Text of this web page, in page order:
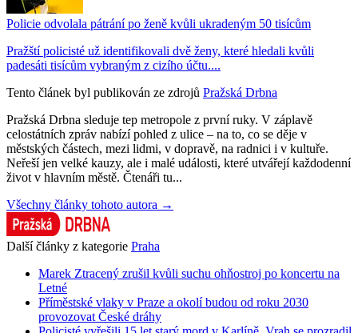
Policie odvolala pátrání po ženě kvůli ukradeným 50 tisícům
Pražští policisté už identifikovali dvě ženy, které hledali kvůli
padesáti tisícům vybraným z cizího účtu....
Tento článek byl publikován ze zdrojů Pražská Drbna
Pražská Drbna sleduje tep metropole z první ruky. V záplavě
celostátních zpráv nabízí pohled z ulice – na to, co se děje v
městských částech, mezi lidmi, v dopravě, na radnici i v kultuře.
Neřeší jen velké kauzy, ale i malé události, které utvářejí každodenní
život v hlavním městě. Čtenáři tu...
Všechny články tohoto autora →
Další články z kategorie Praha
Marek Ztracený zrušil kvůli suchu ohňostroj po koncertu na
Letné
Příměstské vlaky v Praze a okolí budou od roku 2030
provozovat České dráhy